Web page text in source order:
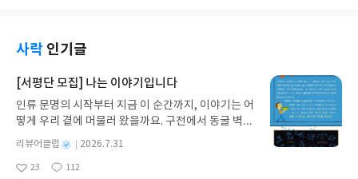
사락 인기글
[서평단 모집] 나는 이야기입니다
인류 문명의 시작부터 지금 이 순간까지, 이야기는 어
떻게 우리 곁에 머물러 왔을까요. 구전에서 동굴 벽화
와 점토판을 거쳐 종이와 책으로, 그리고 오늘날 수천
권의 인쇄본으로 이어지는 이야기의 여정을 따라가
는 그림책입니다. 때로는 즐거움을, 때로는 위로를,
별
리뷰어클럽
성
2026.7.31
좋
23
댓
112
작